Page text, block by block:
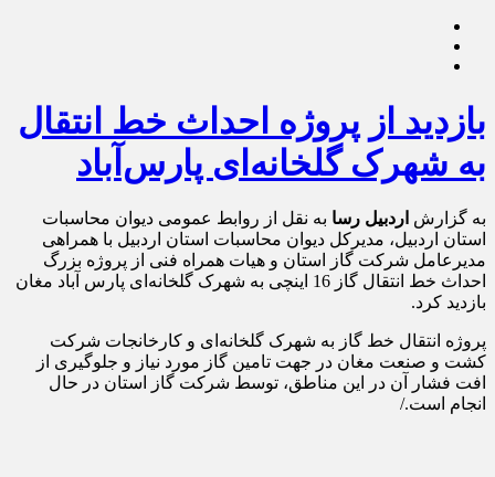
بازدید از پروژه احداث خط انتقال
به شهرک گلخانه‌ای پارس‌آباد
به گزارش اردبیل رسا به نقل از روابط عمومی دیوان محاسبات
استان اردبیل، مدیرکل دیوان محاسبات استان اردبیل با همراهی
مدیرعامل شرکت گاز استان و هیات همراه فنی از پروژه بزرگ
احداث خط انتقال گاز 16 اینچی به شهرک گلخانه‌ای پارس آباد مغان
بازدید کرد.
پروژه انتقال خط گاز به شهرک گلخانه‌ای و کارخانجات شرکت
کشت و صنعت مغان در جهت تامین گاز مورد نیاز و جلوگیری از
افت فشار آن در این مناطق، توسط شرکت گاز استان در حال
انجام است./